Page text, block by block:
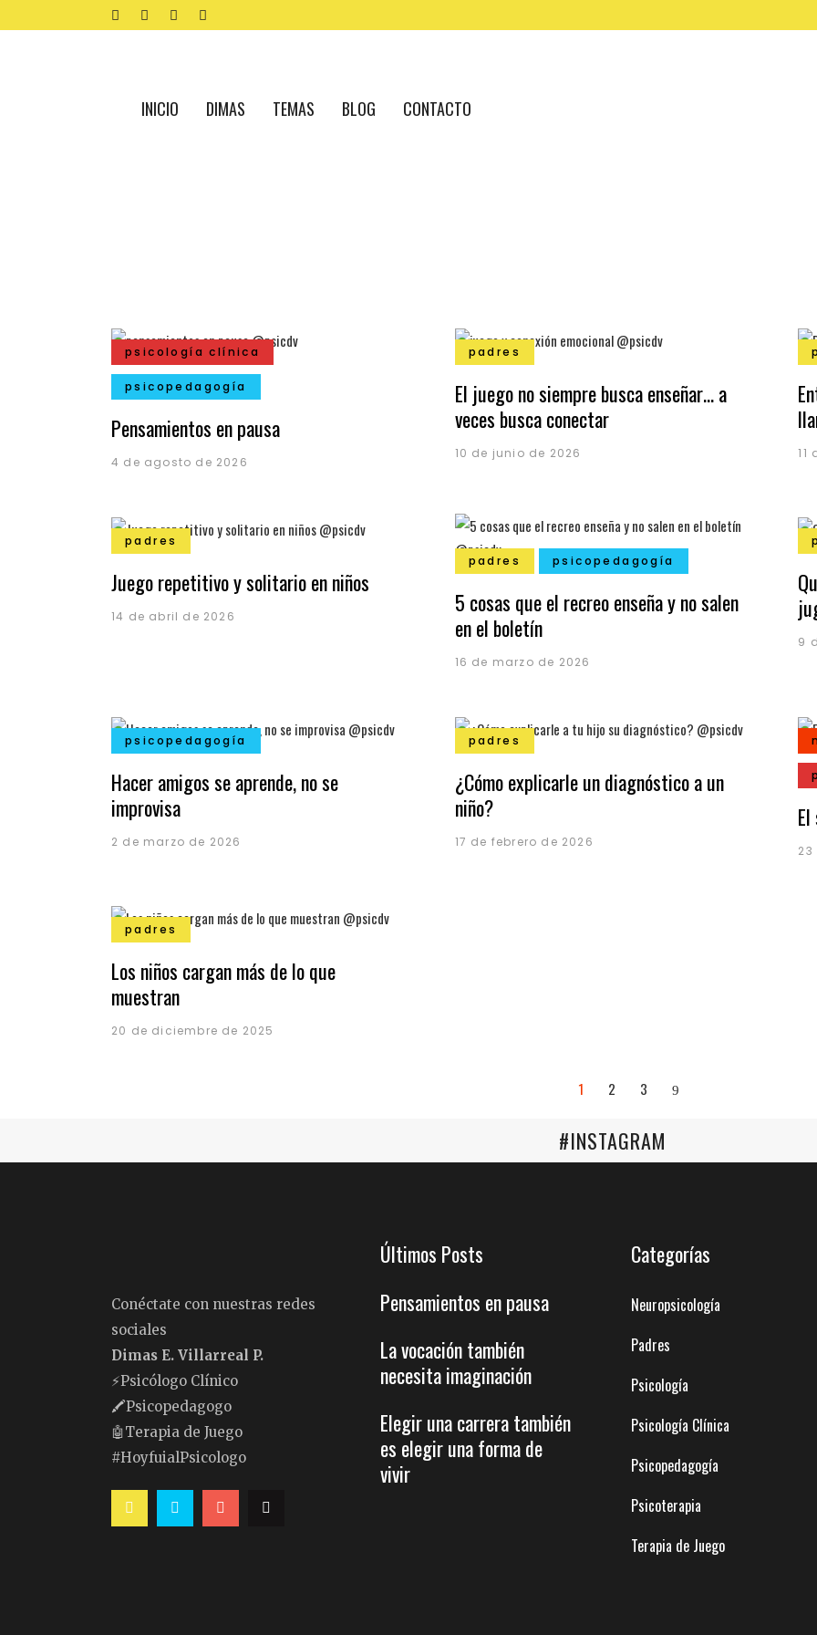
INICIO DIMAS TEMAS BLOG CONTACTO
psicología clínica
psicopedagogía
Pensamientos en pausa
4 de agosto de 2026
padres
El juego no siempre busca enseñar… a
veces busca conectar
10 de junio de 2026 11
padres
Juego repetitivo y solitario en niños
14 de abril de 2026
padres psicopedagogía
5 cosas que el recreo enseña y no salen
en el boletín
16 de marzo de 2026
9
psicopedagogía
Hacer amigos se aprende, no se
improvisa
2 de marzo de 2026
padres
¿Cómo explicarle un diagnóstico a un
niño?
17 de febrero de 2026
23
padres
Los niños cargan más de lo que
muestran
20 de diciembre de 2025
1 2 3
#INSTAGRAM
Conéctate con nuestras redes
sociales
Dimas E. Villarreal P.
⚡️Psicólogo Clínico
🖍Psicopedagogo
🤖Terapia de Juego
#HoyfuialPsicologo
Últimos Posts
Pensamientos en pausa
La vocación también
necesita imaginación
Elegir una carrera también
es elegir una forma de
vivir
Categorías
Neuropsicología
Padres
Psicología
Psicología Clínica
Psicopedagogía
Psicoterapia
Terapia de Juego